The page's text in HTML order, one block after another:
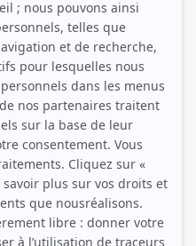
)
Dupras